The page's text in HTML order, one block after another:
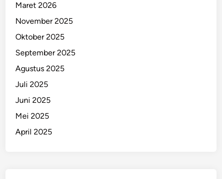
Maret 2026
November 2025
Oktober 2025
September 2025
Agustus 2025
Juli 2025
Juni 2025
Mei 2025
April 2025